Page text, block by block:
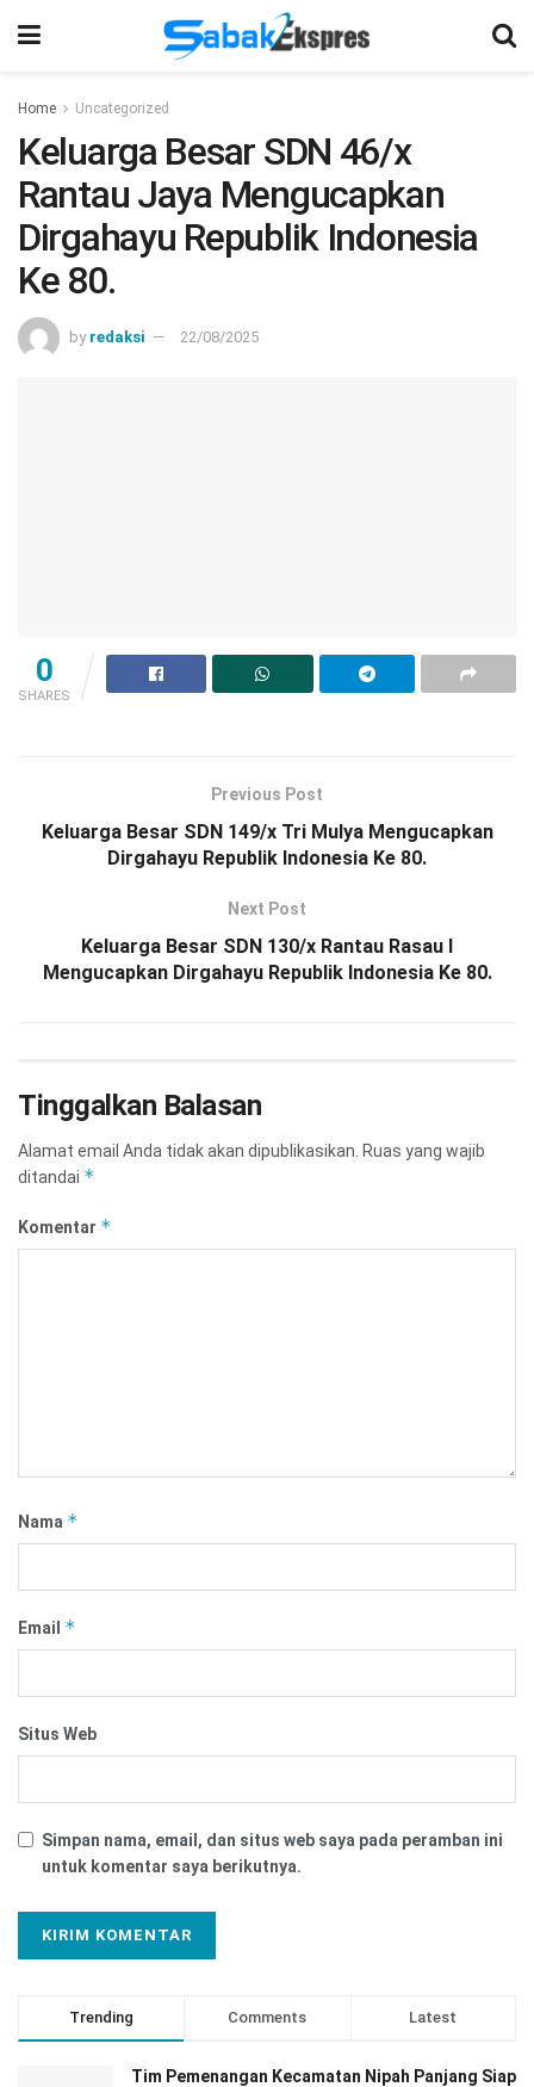
Home Uncategorized
Keluarga Besar SDN 46/x
Rantau Jaya Mengucapkan
Dirgahayu Republik Indonesia
Ke 80.
by redaksi 22/08/2025
0
SHARES
Previous Post
Keluarga Besar SDN 149/x Tri Mulya Mengucapkan
Dirgahayu Republik Indonesia Ke 80.
Next Post
Keluarga Besar SDN 130/x Rantau Rasau I
Mengucapkan Dirgahayu Republik Indonesia Ke 80.
Tinggalkan Balasan
Alamat email Anda tidak akan dipublikasikan. Ruas yang wajib
ditandai *
Komentar *
Nama *
Email *
Situs Web
Simpan nama, email, dan situs web saya pada peramban ini
untuk komentar saya berikutnya.
Trending Comments Latest
Tim Pemenangan Kecamatan Nipah Panjang Siap